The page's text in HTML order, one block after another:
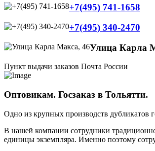
+7(495) 741-1658
+7(495) 340-2470
Улица Карла
Пункт выдачи заказов Почта России
Оптовикам. Госзаказ в Тольятти.
Одно из крупных производств дубликатов
В нашей компании сотрудники
единицы экземпляра. Именно поэтому